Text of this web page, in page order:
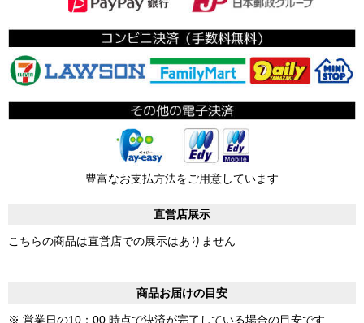
豊富なお支払方法をご用意しています
直営店展示
こちらの商品は直営店での展示はありません
商品お届けの目安
※ 営業日の10：00 時点で決済が完了している場合の目安です